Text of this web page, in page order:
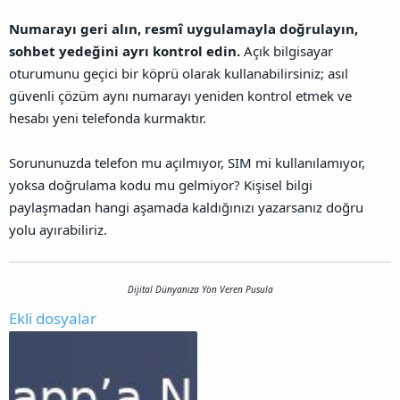
Numarayı geri alın, resmî uygulamayla doğrulayın,
sohbet yedeğini ayrı kontrol edin. Açık bilgisayar
oturumunu geçici bir köprü olarak kullanabilirsiniz; asıl
güvenli çözüm aynı numarayı yeniden kontrol etmek ve
hesabı yeni telefonda kurmaktır.
Sorununuzda telefon mu açılmıyor, SIM mi kullanılamıyor,
yoksa doğrulama kodu mu gelmiyor? Kişisel bilgi
paylaşmadan hangi aşamada kaldığınızı yazarsanız doğru
yolu ayırabiliriz.
Dijital Dünyanıza Yön Veren Pusula
Ekli dosyalar